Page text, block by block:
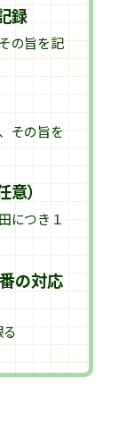
録
の旨を記
その旨を
意）
につき１
の対応